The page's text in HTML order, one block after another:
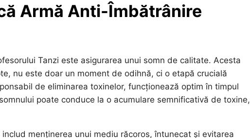
Armă Anti-Îmbătrânire
Tanzi este asigurarea unui somn de calitate. Acesta
nu este doar un moment de odihnă, ci o etapă crucială
de eliminarea toxinelor, funcționează optim în timpul
poate conduce la o acumulare semnificativă de toxine,
menținerea unui mediu răcoros, întunecat și evitarea